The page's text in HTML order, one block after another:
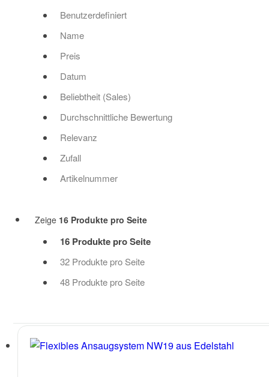
Benutzerdefiniert
Name
Preis
Datum
Beliebtheit (Sales)
Durchschnittliche Bewertung
Relevanz
Zufall
Artikelnummer
Zeige 16 Produkte pro Seite
16 Produkte pro Seite
32 Produkte pro Seite
48 Produkte pro Seite